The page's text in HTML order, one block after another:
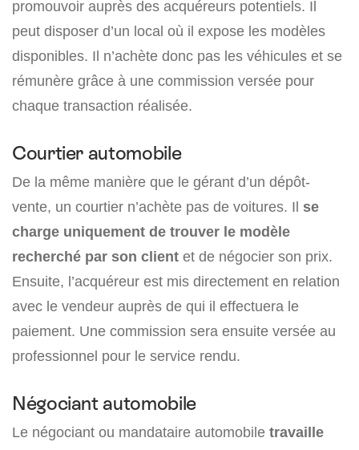
promouvoir auprès des acquéreurs potentiels. Il
peut disposer d’un local où il expose les modèles
disponibles. Il n’achète donc pas les véhicules et se
rémunère grâce à une commission versée pour
chaque transaction réalisée.
Courtier automobile
De la même manière que le gérant d’un dépôt-
vente, un courtier n’achète pas de voitures. Il se
charge uniquement de trouver le modèle
recherché par son client et de négocier son prix.
Ensuite, l’acquéreur est mis directement en relation
avec le vendeur auprès de qui il effectuera le
paiement. Une commission sera ensuite versée au
professionnel pour le service rendu.
Négociant automobile
Le négociant ou mandataire automobile travaille